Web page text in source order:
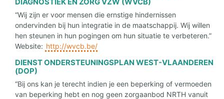
“Wij zijn er voor mensen die ernstige hindernissen
ondervinden bij hun integratie in de maatschappij. Wij willen
hen steunen in hun pogingen om hun situatie te verbeteren.”
Website: http://wvcb.be/
DIENST ONDERSTEUNINGSPLAN WEST-VLAANDEREN
(DOP)
“Bij ons kan je terecht indien je een beperking of vermoeden
van beperking hebt en nog geen zorgaanbod NRTH vanuit